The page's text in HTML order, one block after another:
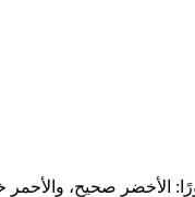
الأخضر صحيح،